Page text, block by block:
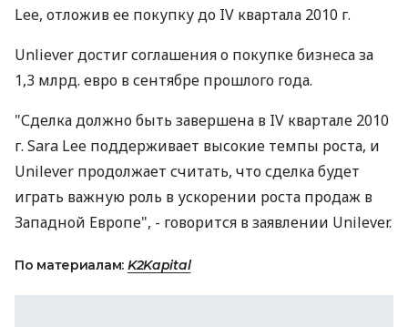
Lee, отложив ее покупку до IV квартала 2010 г.
Unliever достиг соглашения о покупке бизнеса за
1,3 млрд. евро в сентябре прошлого года.
"Сделка должно быть завершена в IV квартале 2010
г. Sara Lee поддерживает высокие темпы роста, и
Unilever продолжает считать, что сделка будет
играть важную роль в ускорении роста продаж в
Западной Европе", - говорится в заявлении Unilever.
По материалам: K2Kapital